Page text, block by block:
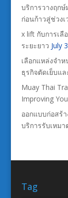
บริการวางฤก
ก่อนก้าวสู่ช่วง
x lift กับการเ
ระยะยาว July
เลือกแหล่งจำ
ธุรกิจตัดเย็บแ
Muay Thai
Improving
ออกแบบก่อสร้
บริการรับเหมา
Tag